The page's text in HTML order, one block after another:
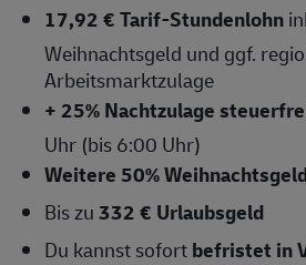
17,92 € Tarif-Stundenlohn
Weihnachtsgeld und ggf.
Arbeitsmarktzulage
+ 25% Nachtzulage
Uhr (bis 6:00 Uhr)
Weitere 50%
Bis zu332 € Urlaubsgeld
Du kannst sofortbefristet in